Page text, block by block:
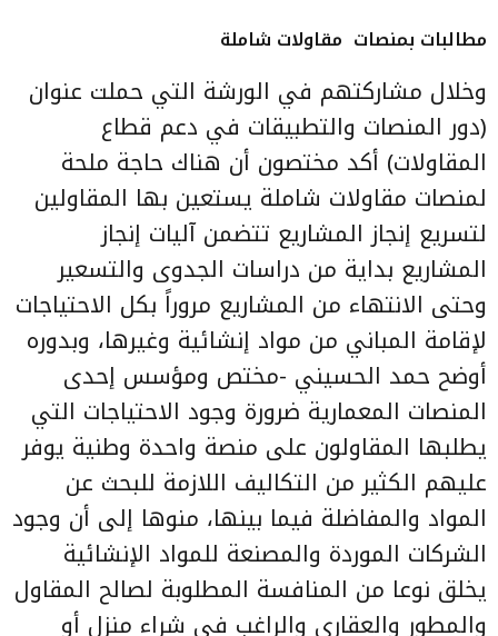
مطالبات بمنصات مقاولات شاملة
وخلال مشاركتهم في الورشة التي حملت عنوان
(دور المنصات والتطبيقات في دعم قطاع
المقاولات) أكد مختصون أن هناك حاجة ملحة
لمنصات مقاولات شاملة يستعين بها المقاولين
لتسريع إنجاز المشاريع تتضمن آليات إنجاز
المشاريع بداية من دراسات الجدوى والتسعير
وحتى الانتهاء من المشاريع مروراً بكل الاحتياجات
لإقامة المباني من مواد إنشائية وغيرها، وبدوره
أوضح حمد الحسيني -مختص ومؤسس إحدى
المنصات المعمارية ضرورة وجود الاحتياجات التي
يطلبها المقاولون على منصة واحدة وطنية يوفر
عليهم الكثير من التكاليف اللازمة للبحث عن
المواد والمفاضلة فيما بينها، منوها إلى أن وجود
الشركات الموردة والمصنعة للمواد الإنشائية
يخلق نوعا من المنافسة المطلوبة لصالح المقاول
والمطور والعقاري والراغب في شراء منزل أو